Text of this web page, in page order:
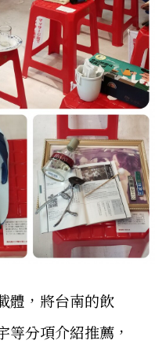
體，將台南的飲
等分項介紹推薦，